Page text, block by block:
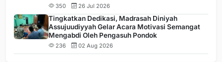
350 26 Jul 2026
Tingkatkan Dedikasi, Madrasah Diniyah
Assujuudiyyah Gelar Acara Motivasi Semangat
Mengabdi Oleh Pengasuh Pondok
236 02 Aug 2026